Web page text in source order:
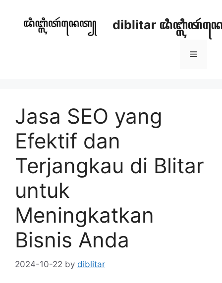
content
diblitar
Menu
Jasa SEO yang
Efektif dan
Terjangkau di Blitar
untuk
Meningkatkan
Bisnis Anda
2024-10-22 by diblitar